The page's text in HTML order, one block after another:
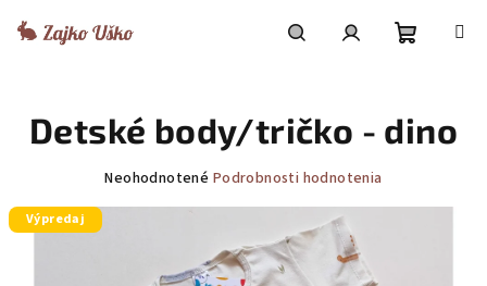
košík
Detské body/tričko - dino
Priemerné
Neohodnotené Podrobnosti hodnotenia
Výpredaj